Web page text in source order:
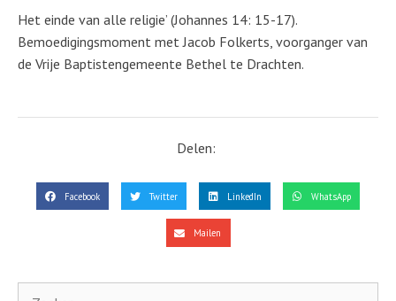
Het einde van alle religie’ (Johannes 14: 15-17).
Bemoedigingsmoment met Jacob Folkerts, voorganger van
de Vrije Baptistengemeente Bethel te Drachten.
Delen:
Facebook Twitter LinkedIn WhatsApp
Mailen